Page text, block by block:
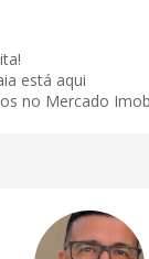
está aqui
no Mercado